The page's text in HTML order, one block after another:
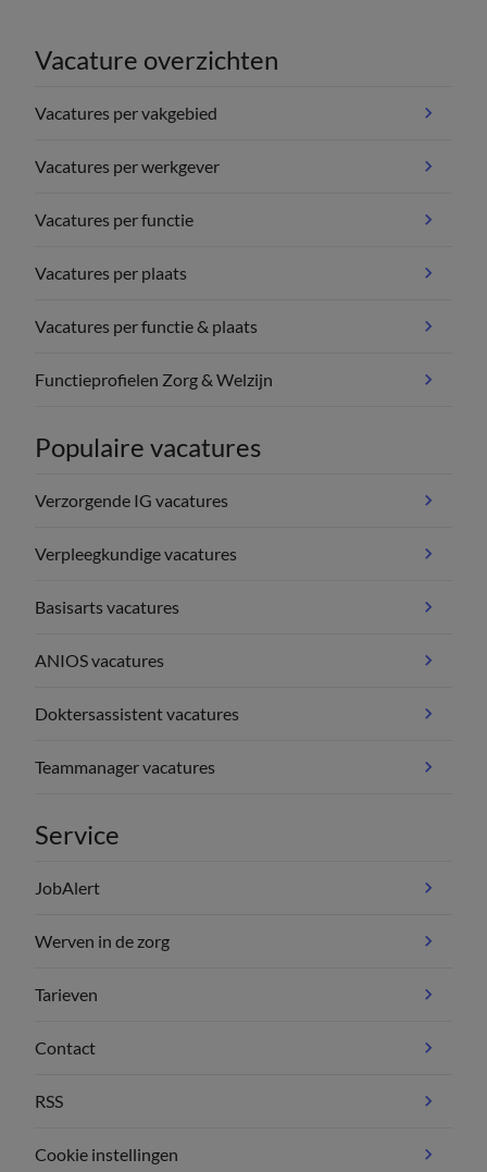
Vacature overzichten
Vacatures per vakgebied
Vacatures per werkgever
Vacatures per functie
Vacatures per plaats
Vacatures per functie & plaats
Functieprofielen Zorg & Welzijn
Populaire vacatures
Verzorgende IG vacatures
Verpleegkundige vacatures
Basisarts vacatures
ANIOS vacatures
Doktersassistent vacatures
Teammanager vacatures
Service
JobAlert
Werven in de zorg
Tarieven
Contact
RSS
Cookie instellingen